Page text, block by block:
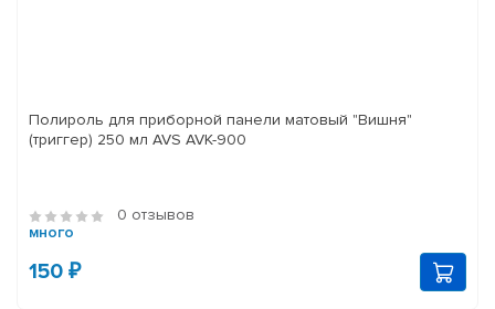
Полироль для приборной панели матовый "Вишня"
(триггер) 250 мл AVS AVK-900
0 отзывов
много
150 ₽